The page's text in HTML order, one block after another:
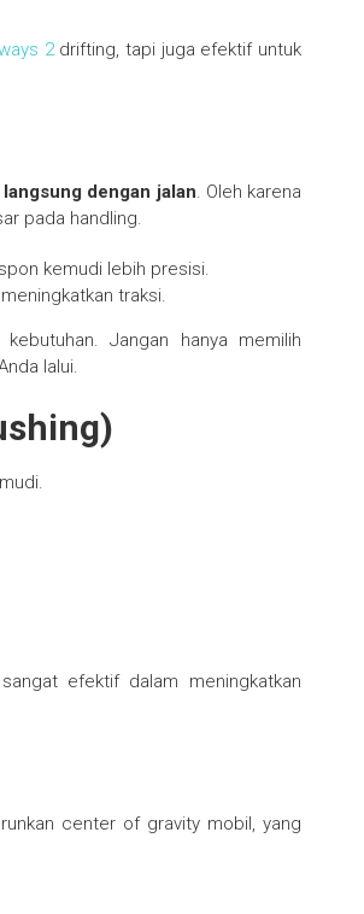
2drifting, tapi juga efektif untuk
dengan jalan. Oleh karena
pada handling.
kemudi lebih presisi.
traksi.
Jangan hanya memilih
lalui.
efektif dalam meningkatkan
center of gravity mobil, yang